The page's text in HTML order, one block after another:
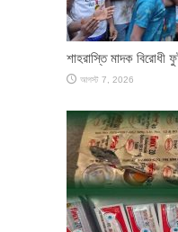
শাহরাস্তি মাদক বিরোধী
আগস্ট 7, 2026